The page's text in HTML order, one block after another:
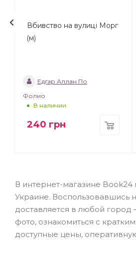
Вбивство на вулиці Морг
(м)
Едґар Аллан По
Фолио
В наличии
240 грн
В интернет-магазине Book24
Украине. Воспользовавшись
доставляется в любой
фото, ознакомиться с
доступные цены,